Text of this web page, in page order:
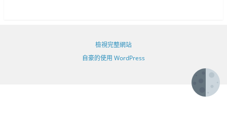
檢視完整網站
自豪的使用 WordPress